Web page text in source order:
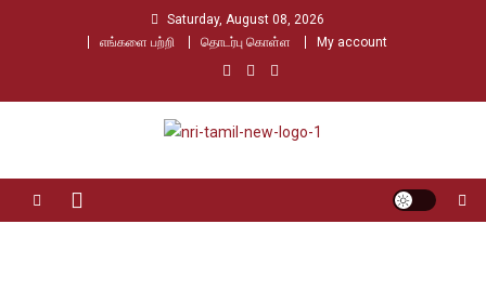
Saturday, August 08, 2026
எங்களை பற்றி
தொடர்பு கொள்ள My account
Nri Tamil